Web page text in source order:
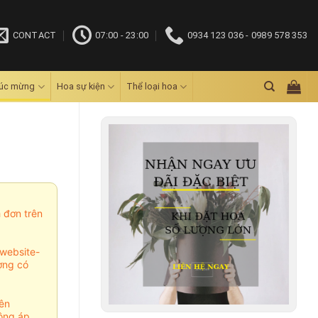
CONTACT 07:00 - 23:00 0934 123 036 - 0989 578 353
mừng Hoa sự kiện Thể loại hoa
đơn trên
có